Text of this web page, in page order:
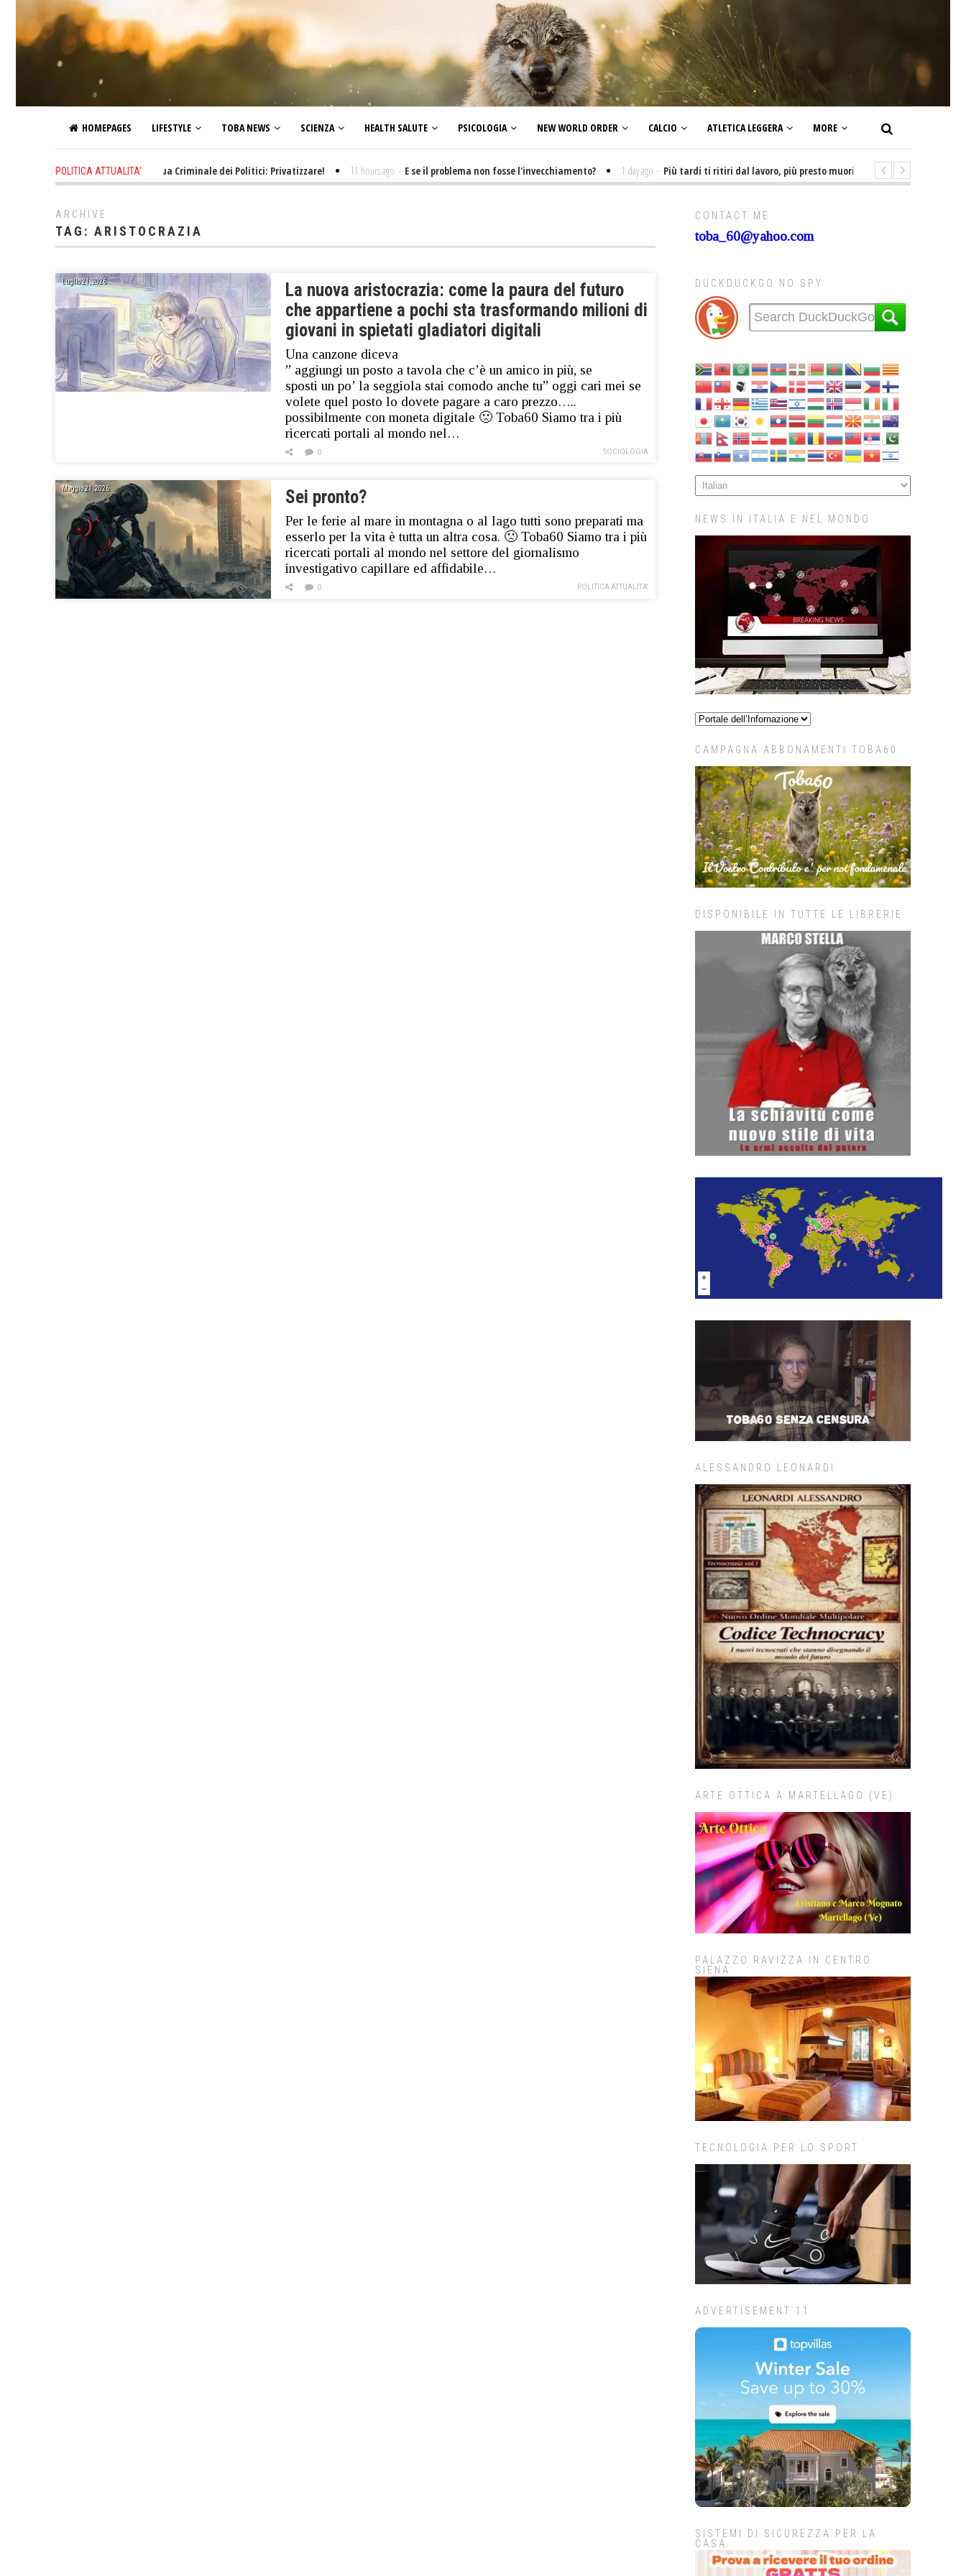
HOMEPAGES LIFESTYLE TOBA NEWS SCIENZA HEALTH SALUTE PSICOLOGIA NEW WORLD ORDER CALCIO ATLETICA LEGGERA MORE
POLITICA ATTUALITA'
1 hour ago - La Neolingua Criminale dei Politici: Privatizzare! 11 hours ago - E se il problema non fosse l'invecchiamento? 1 day ago - Più tardi ti ritiri dal lavoro, più presto muori! E non ti godi la pensione. Lo
ARCHIVE
TAG: ARISTOCRAZIA
Luglio 21, 2026
La nuova aristocrazia: come la paura del futuro
che appartiene a pochi sta trasformando milioni di
giovani in spietati gladiatori digitali
Una canzone diceva
” aggiungi un posto a tavola che c’è un amico in più, se
sposti un po’ la seggiola stai comodo anche tu” oggi cari mei se
volete quel posto lo dovete pagare a caro prezzo…..
possibilmente con moneta digitale 🙁 Toba60 Siamo tra i più
ricercati portali al mondo nel…
SOCIOLOGIA
0
Maggio 21, 2026 Sei pronto?
Per le ferie al mare in montagna o al lago tutti sono preparati ma
esserlo per la vita è tutta un altra cosa. 🙁 Toba60 Siamo tra i più
ricercati portali al mondo nel settore del giornalismo
investigativo capillare ed affidabile…
POLITICA ATTUALITA'
0
CONTACT ME
toba_60@yahoo.com
DUCKDUCKGO NO SPY
NEWS IN ITALIA E NEL MONDO
CAMPAGNA ABBONAMENTI TOBA60
DISPONIBILE IN TUTTE LE LIBRERIE
ALESSANDRO LEONARDI
ARTE OTTICA A MARTELLAGO (VE)
PALAZZO RAVIZZA IN CENTRO
SIENA
TECNOLOGIA PER LO SPORT
ADVERTISEMENT 11
SISTEMI DI SICUREZZA PER LA
CASA